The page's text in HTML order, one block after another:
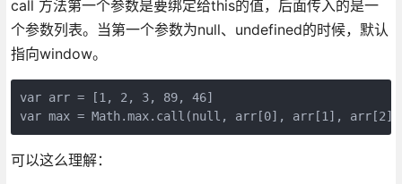
call 方法第一个参数是要绑定给this的值，后面传入的是一
个参数列表。当第一个参数为null、undefined的时候，默认
指向window。
var arr = [1, 2, 3, 89, 46]
var max = Math.max.call(null, arr[0], arr[1],
可以这么理解：